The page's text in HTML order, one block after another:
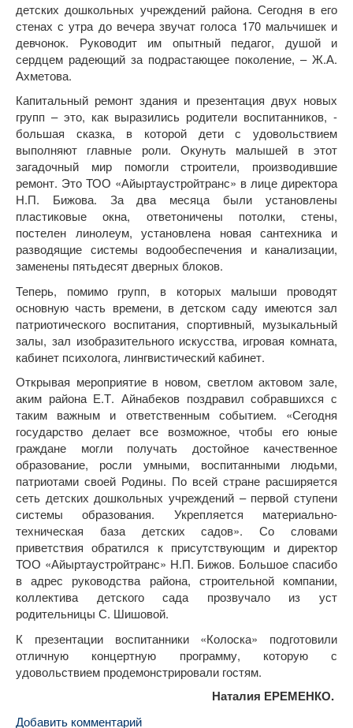
детских дошкольных учреждений района. Сегодня в его
стенах с утра до вечера звучат голоса 170 мальчишек и
девчонок. Руководит им опытный педагог, душой и
сердцем радеющий за подрастающее поколение, – Ж.А.
Ахметова.
Капитальный ремонт здания и презентация двух новых
групп – это, как выразились родители воспитанников, -
большая сказка, в которой дети с удовольствием
выполняют главные роли. Окунуть малышей в этот
загадочный мир помогли строители, производившие
ремонт. Это ТОО «Айыртаустройтранс» в лице директора
Н.П. Бижова. За два месяца были установлены
пластиковые окна, ответоничены потолки, стены,
постелен линолеум, установлена новая сантехника и
разводящие системы водообеспечения и канализации,
заменены пятьдесят дверных блоков.
Теперь, помимо групп, в которых малыши проводят
основную часть времени, в детском саду имеются зал
патриотического воспитания, спортивный, музыкальный
залы, зал изобразительного искусства, игровая комната,
кабинет психолога, лингвистический кабинет.
Открывая мероприятие в новом, светлом актовом зале,
аким района Е.Т. Айнабеков поздравил собравшихся с
таким важным и ответственным событием. «Сегодня
государство делает все возможное, чтобы его юные
граждане могли получать достойное качественное
образование, росли умными, воспитанными людьми,
патриотами своей Родины. По всей стране расширяется
сеть детских дошкольных учреждений – первой ступени
системы образования. Укрепляется материально-
техническая база детских садов». Со словами
приветствия обратился к присутствующим и директор
ТОО «Айыртаустройтранс» Н.П. Бижов. Большое спасибо
в адрес руководства района, строительной компании,
коллектива детского сада прозвучало из уст
родительницы С. Шишовой.
К презентации воспитанники «Колоска» подготовили
отличную концертную программу, которую с
удовольствием продемонстрировали гостям.
Наталия ЕРЕМЕНКО.
Добавить комментарий